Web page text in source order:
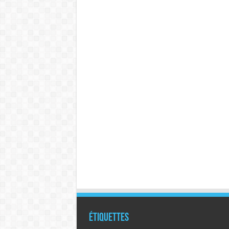
Étiquettes